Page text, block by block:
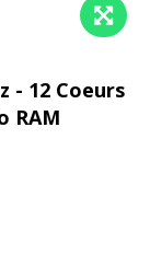
- 12 Coeurs
RAM